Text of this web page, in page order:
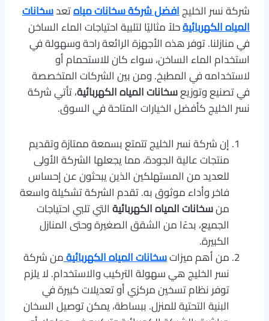
شركة نسر الخليجافضل شركة سخانات مياهتعدسخانات
المياه الكهربائيةحلاً مثاليًا لتلبية احتياجات الماء الساخن
في منازلنا. توفر هذه الأجهزة الرائعة راحة وسهولة في
استخدام الماء الساخن، سواء كان للاستحمام أو
لاستخدامه في المطبخ. ومن بين الشركات المتخصصة
في تصنيع وتوزيعسخانات المياه الكهربائية، تأتي شركة
نسر الخليج كأفضل الخيارات المتاحة في السوق.
إن شركة نسر الخليج تتمتع بسمعة ممتازة وتقديم
منتجات عالية الجودة، مما يجعلها الشركة الأولى
للعديد من المستهلكين الذين يبحثون عن إحساس
فاخر وأداء موثوق به. تقدم الشركة تشكيلة واسعة
منسخانات المياه الكهربائيةالتي تلبي احتياجات
الجميع، بدءًا من الشقق الصغيرة وحتى المنازل
الكبيرة.
من أهم ميزاتسخانات المياه الكهربائيةمن شركة
نسر الخليج هي سهولة التركيب والاستخدام. لا يلزم
توفر نظام تسخين مركزي أو تعديلات كبيرة في
البنية التحتية للمنزل. ببساطة، يمكن توصيل السخان